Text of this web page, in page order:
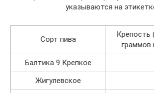
указываются на
Сорт пива
Крепость
граммов
Балтика 9 Крепкое
Жигулевское